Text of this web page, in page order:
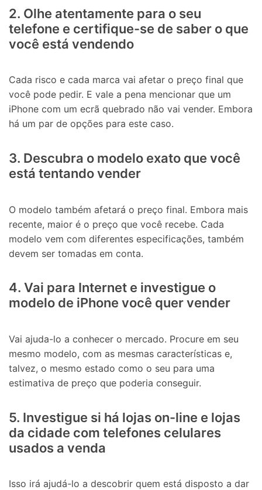
2. Olhe atentamente para o seu
telefone e certifique-se de saber o que
você está vendendo
Cada risco e cada marca vai afetar o preço final que
você pode pedir. E vale a pena mencionar que um
iPhone com um ecrã quebrado não vai vender. Embora
há um par de opções para este caso.
3. Descubra o modelo exato que você
está tentando vender
O modelo também afetará o preço final. Embora mais
recente, maior é o preço que você recebe. Cada
modelo vem com diferentes especificações, também
devem ser tomadas em conta.
4. Vai para Internet e investigue o
modelo de iPhone você quer vender
Vai ajuda-lo a conhecer o mercado. Procure em seu
mesmo modelo, com as mesmas características e,
talvez, o mesmo estado como o seu para uma
estimativa de preço que poderia conseguir.
5. Investigue si há lojas on-line e lojas
da cidade com telefones celulares
usados a venda
Isso irá ajudá-lo a descobrir quem está disposto a dar